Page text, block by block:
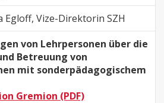
Egloff, Vize-Direktorin SZH
von Lehrpersonen über die
Betreuung von
mit sonderpädagogischem
Gremion (PDF)